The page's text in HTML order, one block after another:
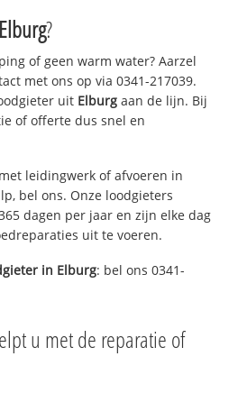
Elburg?
of geen warm water? Aarzel
met ons op via 0341-217039.
uit Elburg aan de lijn. Bij
of offerte dus snel en
leidingwerk of afvoeren in
bel ons. Onze loodgieters
dagen per jaar en zijn elke dag
uit te voeren.
in Elburg: bel ons 0341-
u met de reparatie of